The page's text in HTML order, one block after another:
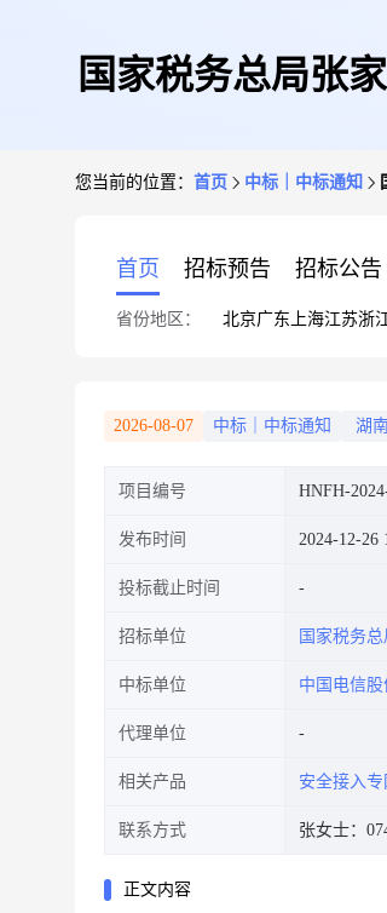
国家税务总局张
您当前的位置： 首页 中标｜中标通知
首页 招标预告 招标公告
省份地区： 北京广东 上海江苏浙
2026-08-07 中标｜中标通知 湖
项目编号 HNFH-
发布时间 2024-12-26
投标截止时间
招标单位 国家税务
中标单位 中国电信
代理单位
相关产品 安全接入
联系方式 张女士：
正文内容